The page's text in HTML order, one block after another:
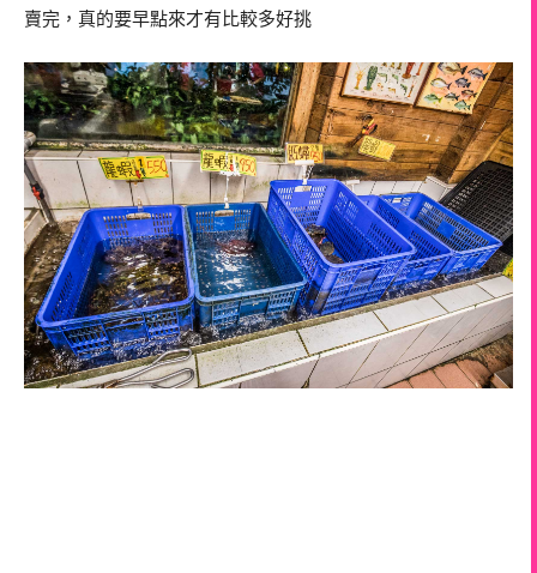
賣完，真的要早點來才有比較多好挑